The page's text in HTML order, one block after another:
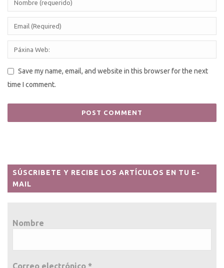
Save my name, email, and website in this browser for the next
time I comment.
SÚSCRIBETE Y RECIBE LOS ARTÍCULOS EN TU E-
MAIL
Nombre
Correo electrónico *